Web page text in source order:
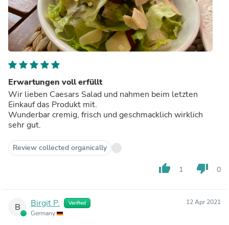
Erwartungen voll erfüllt
Wir lieben Caesars Salad und nahmen beim letzten
Einkauf das Produkt mit.
Wunderbar cremig, frisch und geschmacklich wirklich
sehr gut.
Review collected organically
thumb_up 1 thumb_down 0
B Birgit P. Verified
Germany
12 Apr 2021